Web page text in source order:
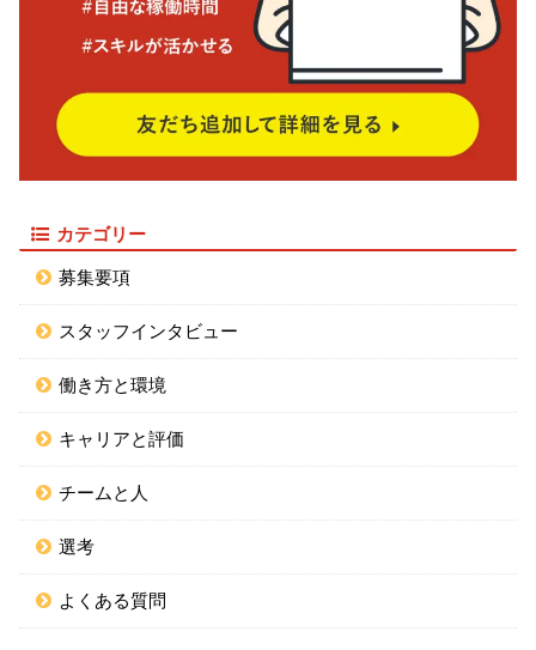
カテゴリー
募集要項
スタッフインタビュー
働き方と環境
キャリアと評価
チームと人
選考
よくある質問